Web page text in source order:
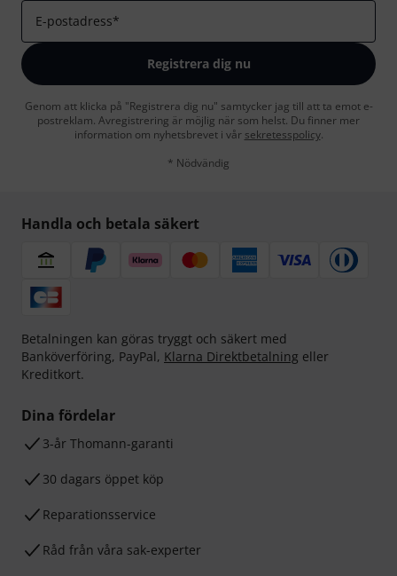
E-postadress*
Registrera dig nu
Genom att klicka på "Registrera dig nu" samtycker jag till att ta emot e-
postreklam. Avregistrering är möjlig när som helst. Du finner mer
information om nyhetsbrevet i vår sekretesspolicy.
* Nödvändig
Handla och betala säkert
Betalningen kan göras tryggt och säkert med
Banköverföring, PayPal, Klarna Direktbetalning eller
Kreditkort.
Dina fördelar
3-år Thomann-garanti
30 dagars öppet köp
Reparationsservice
Råd från våra sak-experter